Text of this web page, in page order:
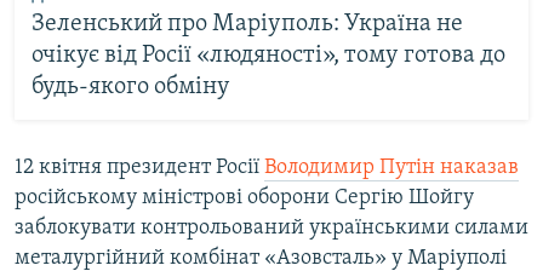
Зеленський про Маріуполь: Україна не
очікує від Росії «людяності», тому готова до
будь-якого обміну
12 квітня президент Росії Володимир Путін наказав
російському міністрові оборони Сергію Шойгу
заблокувати контрольований українськими силами
металургійний комбінат «Азовсталь» у Маріуполі